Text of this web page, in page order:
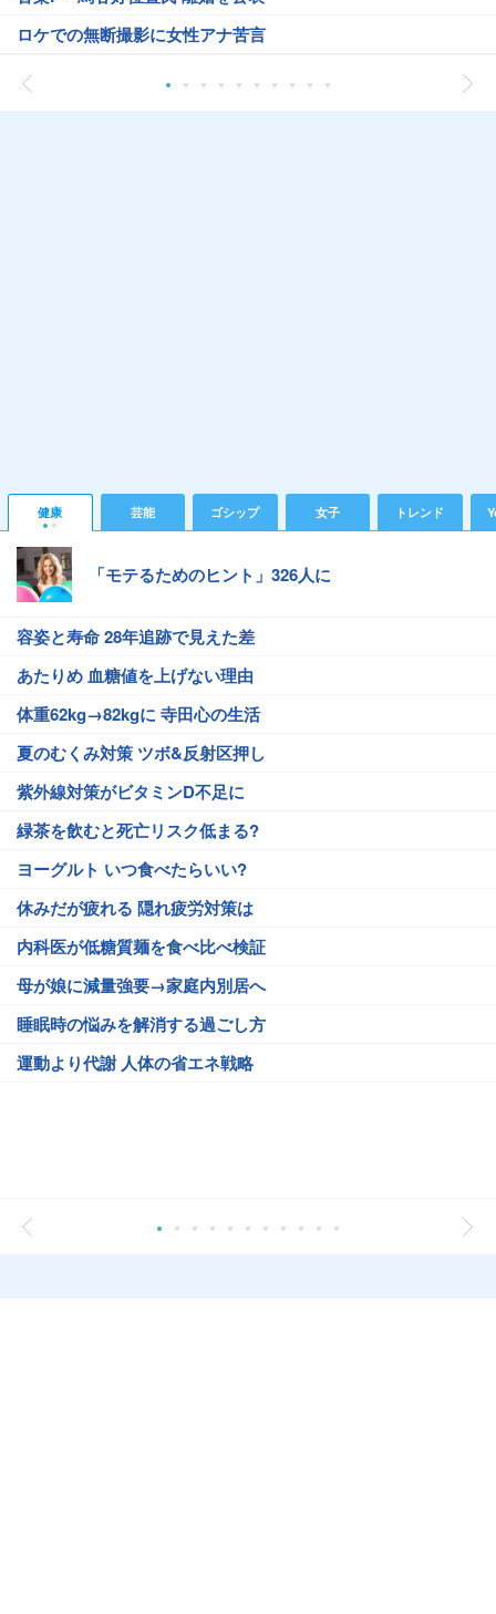
ロケでの無断撮影に女性アナ苦言
健康 芸能 ゴシップ 女子 トレンド
「モテるためのヒント」326人に
容姿と寿命 28年追跡で見えた差
あたりめ 血糖値を上げない理由
体重62kg→82kgに 寺田心の生活
夏のむくみ対策 ツボ&反射区押し
紫外線対策がビタミンD不足に
緑茶を飲むと死亡リスク低まる?
ヨーグルト いつ食べたらいい?
休みだが疲れる 隠れ疲労対策は
内科医が低糖質麺を食べ比べ検証
母が娘に減量強要→家庭内別居へ
睡眠時の悩みを解消する過ごし方
運動より代謝 人体の省エネ戦略